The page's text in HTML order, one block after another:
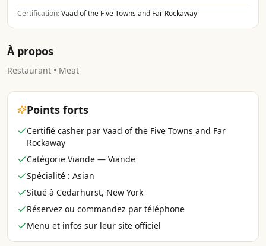
Certification:Vaad of the Five Towns and Far Rockaway
À propos
Restaurant • Meat
Points forts
Certifié casher par Vaad of the Five Towns and Far
Rockaway
Catégorie Viande — Viande
Spécialité : Asian
Situé à Cedarhurst, New York
Réservez ou commandez par téléphone
Menu et infos sur leur site officiel